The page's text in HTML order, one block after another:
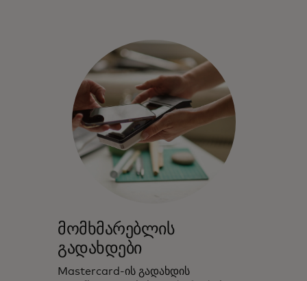
მომხმარებლის
გადახდები
Mastercard-ის გადახდის